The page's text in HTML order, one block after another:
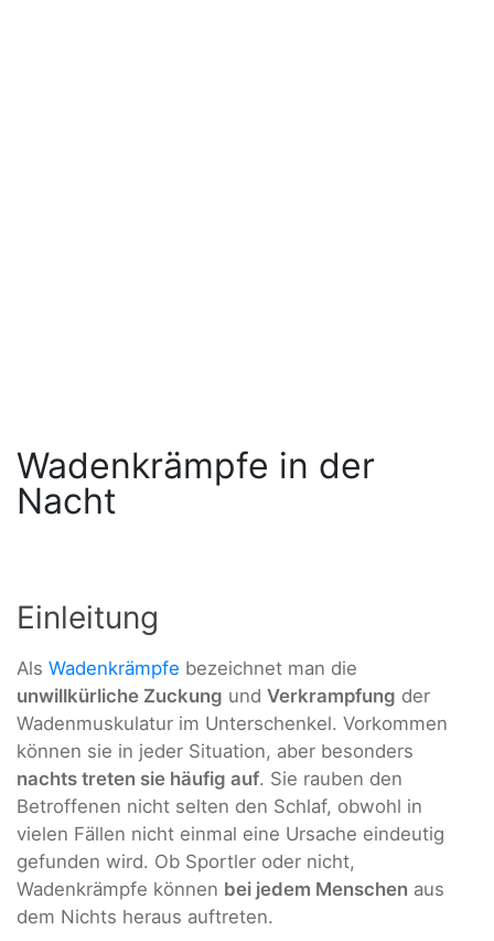
Wadenkrämpfe in der
Nacht
Einleitung
Als Wadenkrämpfe bezeichnet man die
unwillkürliche Zuckung und Verkrampfung der
Wadenmuskulatur im Unterschenkel. Vorkommen
können sie in jeder Situation, aber besonders
nachts treten sie häufig auf. Sie rauben den
Betroffenen nicht selten den Schlaf, obwohl in
vielen Fällen nicht einmal eine Ursache eindeutig
gefunden wird. Ob Sportler oder nicht,
Wadenkrämpfe können bei jedem Menschen aus
dem Nichts heraus auftreten.